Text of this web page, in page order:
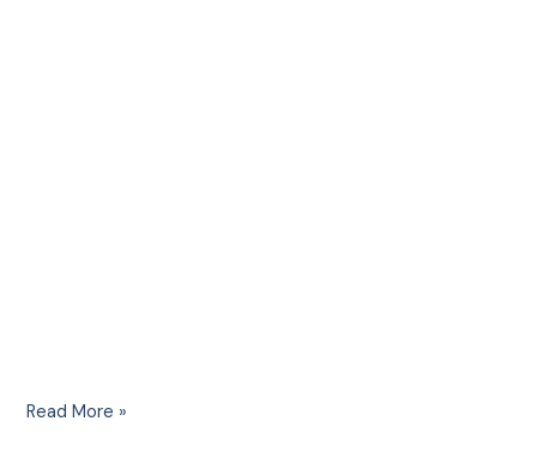
Read More »